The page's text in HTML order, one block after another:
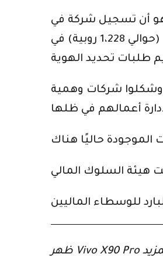
هو أن تسجيل شركة في
المملكة المتحدة عملية رخيصة وسهلة. وبحسب ما ورد يمكن تسجيل شركة جديدة مقابل حوالي 12 جنيهًا إسترلينيًا (حوالي 1،228 روبية) في
وشكلوا شركات وهمية
ظهر Vivo X90 Pro أخيرًا لأول مرة في الهند ، ولكن هل الهاتف الذكي الرائد للشركة لعام 2023 مزودًا بترقيات كافية عن سابقه؟ نناقش هذا والمزيد